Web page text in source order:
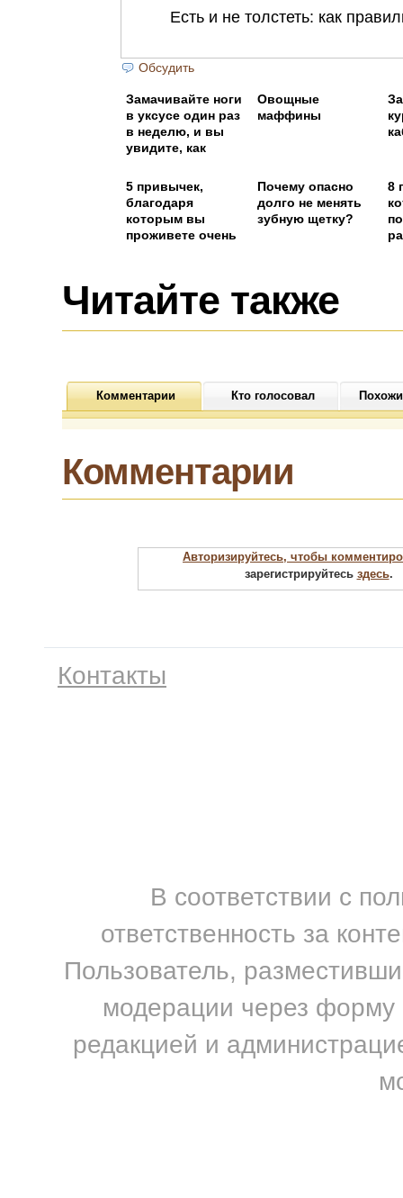
Обсудить
Замачивайте ноги
в уксусе один раз
в неделю, и вы
увидите, как
болезни
Овощные
маффины
5 привычек,
благодаря
которым вы
проживете очень
Почему опасно
долго не менять
зубную щетку?
8
Читайте также
Комментарии Кто голосовал
Комментарии
Авторизируйтесь, чтобы
зарегистрируйтесь здесь.
Контакты
В соответствии с
ответственность за
Пользователь,
модерации через форму
редакцией и